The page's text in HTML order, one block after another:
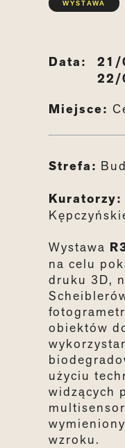
WYSTAWA
Data: 21/
22/
Miejsce:
Strefa:
Kuratorzy:
Wystawa
na celu
druku 3D,
obiektów
użyciu
widzących
wzroku.